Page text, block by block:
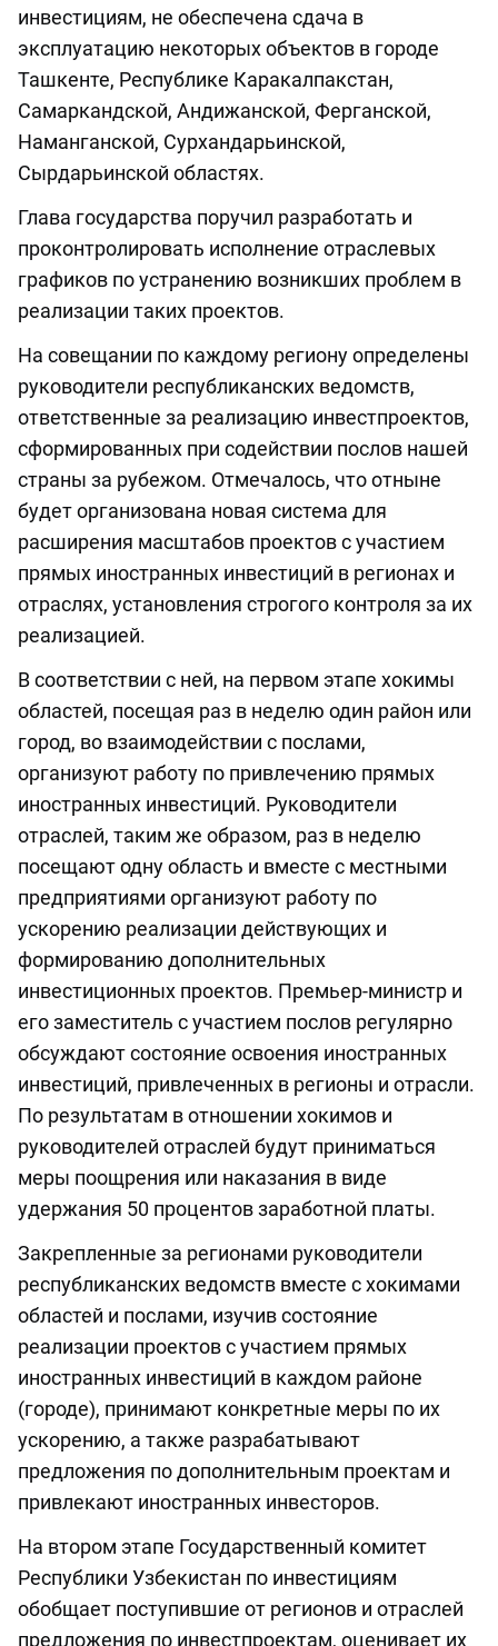
инвестициям, не обеспечена сдача в
эксплуатацию некоторых объектов в городе
Ташкенте, Республике Каракалпакстан,
Самаркандской, Андижанской, Ферганской,
Наманганской, Сурхандарьинской,
Сырдарьинской областях.
Глава государства поручил разработать и
проконтролировать исполнение отраслевых
графиков по устранению возникших проблем в
реализации таких проектов.
На совещании по каждому региону определены
руководители республиканских ведомств,
ответственные за реализацию инвестпроектов,
сформированных при содействии послов нашей
страны за рубежом. Отмечалось, что отныне
будет организована новая система для
расширения масштабов проектов с участием
прямых иностранных инвестиций в регионах и
отраслях, установления строгого контроля за их
реализацией.
В соответствии с ней, на первом этапе хокимы
областей, посещая раз в неделю один район или
город, во взаимодействии с послами,
организуют работу по привлечению прямых
иностранных инвестиций. Руководители
отраслей, таким же образом, раз в неделю
посещают одну область и вместе с местными
предприятиями организуют работу по
ускорению реализации действующих и
формированию дополнительных
инвестиционных проектов. Премьер-министр и
его заместитель с участием послов регулярно
обсуждают состояние освоения иностранных
инвестиций, привлеченных в регионы и отрасли.
По результатам в отношении хокимов и
руководителей отраслей будут приниматься
меры поощрения или наказания в виде
удержания 50 процентов заработной платы.
Закрепленные за регионами руководители
республиканских ведомств вместе с хокимами
областей и послами, изучив состояние
реализации проектов с участием прямых
иностранных инвестиций в каждом районе
(городе), принимают конкретные меры по их
ускорению, а также разрабатывают
предложения по дополнительным проектам и
привлекают иностранных инвесторов.
На втором этапе Государственный комитет
Республики Узбекистан по инвестициям
обобщает поступившие от регионов и отраслей
предложения по инвестпроектам, оценивает их